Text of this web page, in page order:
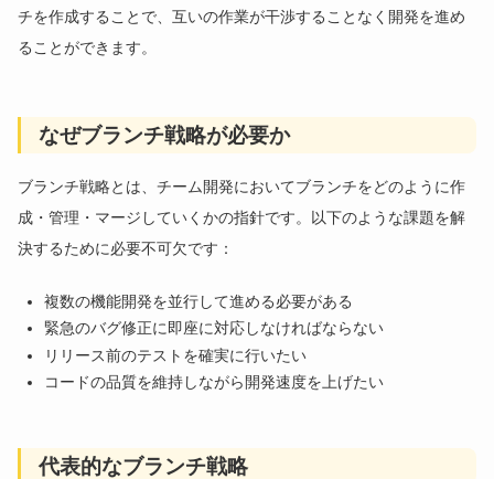
チを作成することで、互いの作業が干渉することなく開発を進め
ることができます。
なぜブランチ戦略が必要か
ブランチ戦略とは、チーム開発においてブランチをどのように作
成・管理・マージしていくかの指針です。以下のような課題を解
決するために必要不可欠です：
複数の機能開発を並行して進める必要がある
緊急のバグ修正に即座に対応しなければならない
リリース前のテストを確実に行いたい
コードの品質を維持しながら開発速度を上げたい
代表的なブランチ戦略